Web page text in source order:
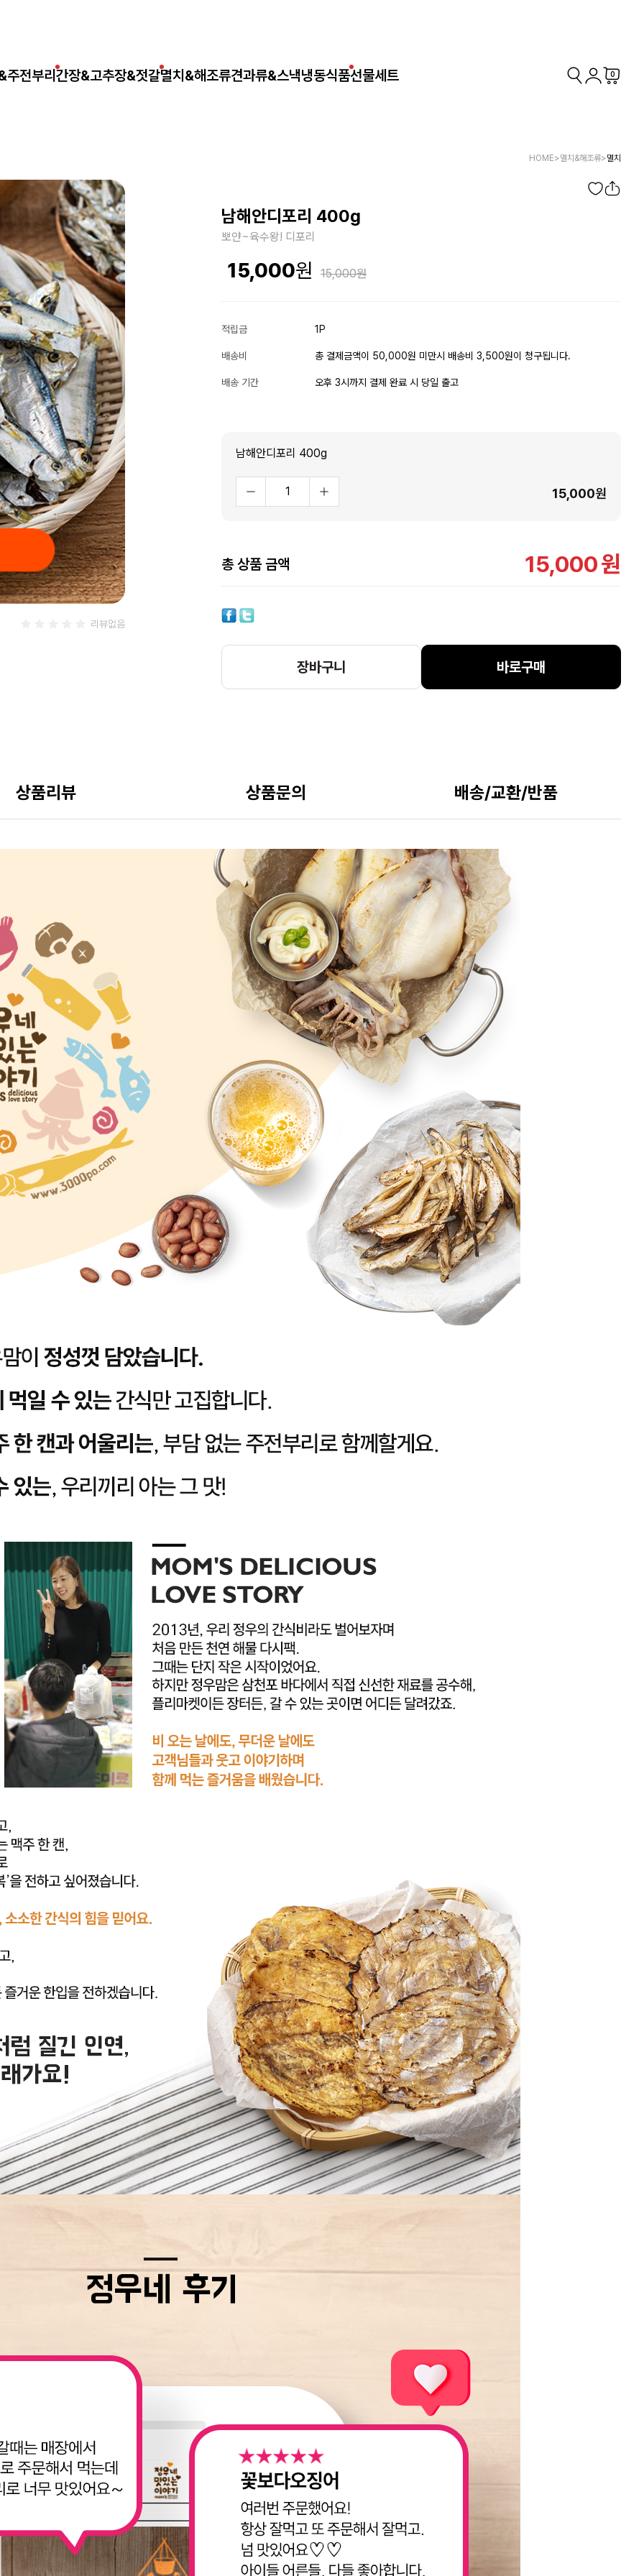
주전부리 간장&고추장&젓갈멸치&해조류견과류&스낵냉동식품선물세트 0
HOME>멸치&해조류>멸치
리뷰없음
남해안디포리 400g
뽀얀~육수왕! 디포리
15,000 15,000
적립금 1P
배송비 총 결제금액이 50,000원 미만시 배송비 3,500원이 청구됩니다.
배송 기간 오후 3시까지 결제 완료 시 당일 출고
남해안디포리 400g
15,000원
총 상품 금액 15,000원
장바구니 바로구매
상품리뷰 상품문의 배송/교환/반품